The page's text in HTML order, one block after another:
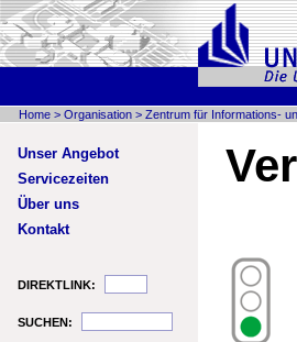
Home > Organisation > Zentrum für Informations-
Unser Angebot
Servicezeiten
Über uns
Kontakt
DIREKTLINK:
SUCHEN: